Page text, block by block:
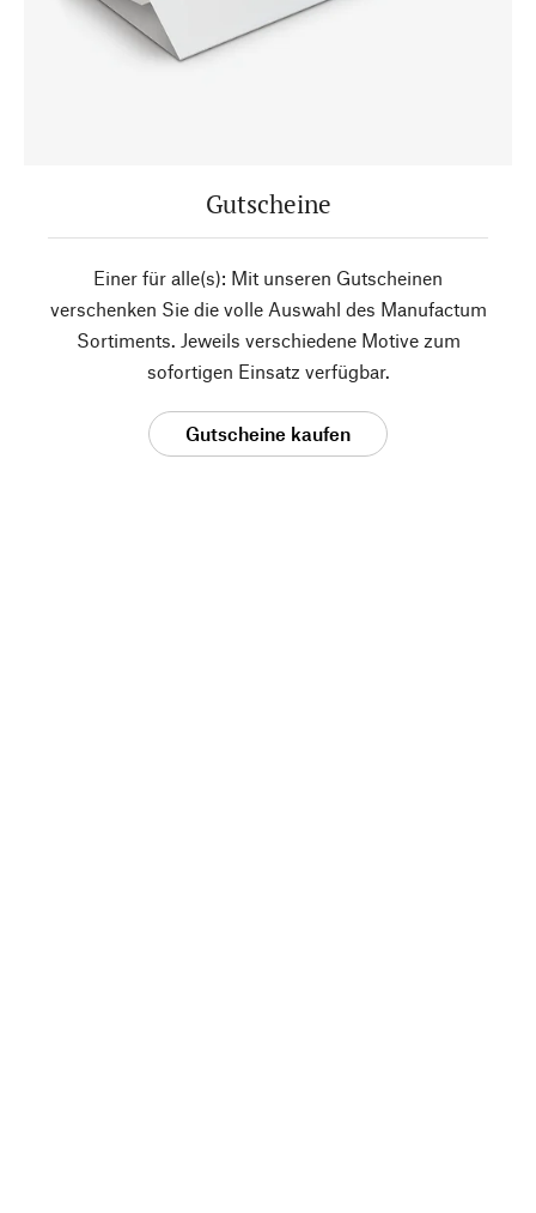
Gutscheine
Einer für alle(s): Mit unseren Gutscheinen
verschenken Sie die volle Auswahl des Manufactum
Sortiments. Jeweils verschiedene Motive zum
sofortigen Einsatz verfügbar.
Gutscheine kaufen